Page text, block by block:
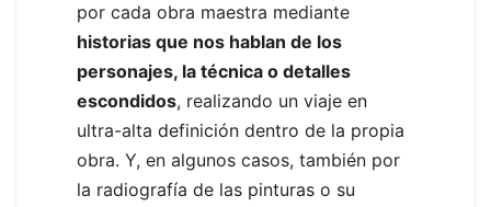
por cada obra maestra mediante
historias que nos hablan de los
personajes, la técnica o detalles
escondidos, realizando un viaje en
ultra-alta definición dentro de la propia
obra. Y, en algunos casos, también por
la radiografía de las pinturas o su